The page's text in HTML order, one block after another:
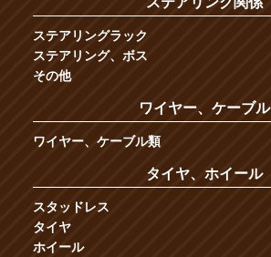
ステアリングラック
ステアリング、ボス
その他
ワイヤー、ケーブル
ワイヤー、ケーブル類
タイヤ、ホイール
スタッドレス
タイヤ
ホイール